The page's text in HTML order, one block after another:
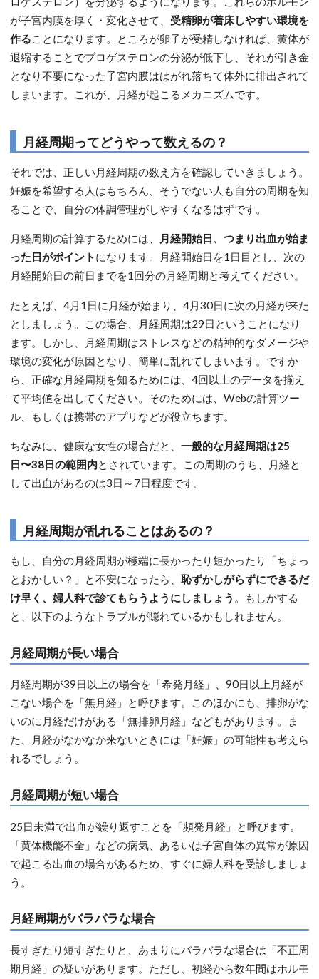
が子宮内膜を厚く・変化させて、 受精卵が着床しやすい環境を
作ることになります。ところが卵子が受精しなければ、黄体が
退縮することでプロゲステロンの分泌が低下し、それが引き金
となり不要になった子宮内膜ははがれ落ちて体外に排出されて
しまいます。これが、月経が起こるメカニズムです。
月経周期ってどうやって数えるの？
それでは、正しい月経周期の数え方を確認していきましょう。
妊娠を希望する人はもちろん、そうでない人も自分の周期を知
ることで、自分の体調管理がしやすくなるはずです。
月経周期の計算するためには、
月経開始日、つまり出血が始ま
った日がポイント になります。月経開始日を1日目とし、次の
月経開始日の前日までを1回分の月経周期と考えてください。
たとえば、4月1日に月経が始まり、4月30日に次の月経が来た
としましょう。この場合、月経周期は29日ということになり
ます。しかし、月経周期はストレスなどの精神的なダメージや
環境の変化が原因となり、簡単に乱れてしまいます。ですか
ら、正確な月経周期を知るためには、4回以上のデータを揃え
て平均値を出してください。そのためには、Webの計算ツー
ル、もしくは携帯のアプリなどが役立ちます。
ちなみに、健康な女性の場合だと、 一般的な月経周期は25
日〜38日の範囲内とされています。この周期のうち、月経と
して出血があるのは3日～7日程度です。
月経周期が乱れることはあるの？
もし、自分の月経周期が極端に長かったり短かったり「ちょっ
とおかしい？」と不安になったら、 恥ずかしがらずにできるだ
け早く、婦人科で診てもらうようにしましょう 。もしかする
と、以下のようなトラブルが隠れているかもしれません。
月経周期が長い場合
月経周期が39日以上の場合を「希発月経」、90日以上月経が
こない場合を「無月経」と呼びます。このほかにも、排卵がな
いのに月経だけがある「無排卵月経」などもがあります。ま
た、月経がなかなか来ないときには「妊娠」の可能性も考えら
れるでしょう。
月経周期が短い場合
25日未満で出血が繰り返すことを「頻発月経」と呼びます。
「黄体機能不全」などの病気、あるいは子宮自体の異常が原因
で起こる出血の場合があるため、すぐに婦人科を受診しましょ
う。
月経周期がバラバラな場合
長すぎたり短すぎたりと、あまりにバラバラな場合は「不正周
期月経」の疑いがあります。ただし、初経から数年間はホルモ